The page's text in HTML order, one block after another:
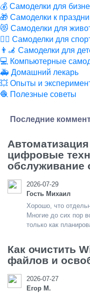
💰 Самоделки для
🎁 Самоделки к
😻 Самоделки для
🏋️‍♀️ Самоделки для
👨‍🦼 Самоделки для
💻 Компьютерные
🚑 Домашний лекарь
💥 Опыты и
🧶 Полезные советы
Последние
цифровые
обслуживание
2026-07-29
Гость Михаил
Хорошо, что
Многие до сих пор
только как
Как очистить
файлов и
2026-07-27
Егор М.